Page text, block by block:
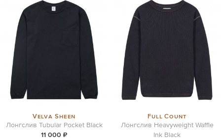
Velva Sheen
Лонгслив Tubular Pocket Black
11 000 ₽
Full Count
Лонгслив Heavyweight Waffle
Ink Black